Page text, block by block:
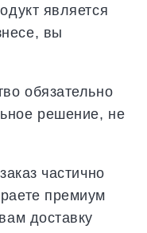
является
вы
обязательно
решение, не
частично
премиум
доставку